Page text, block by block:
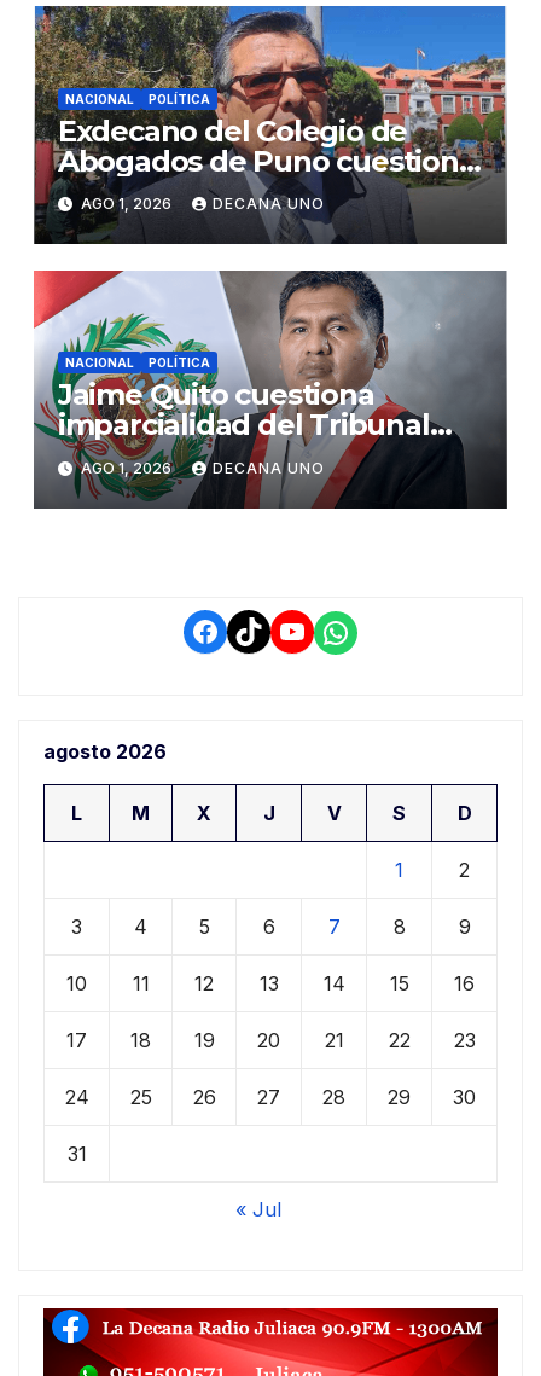
NACIONAL POLÍTICA
Exdecano del Colegio de
Abogados de Puno cuestiona
propuestas sobre seguridad
ciudadana
AGO 1, 2026 DECANA UNO
NACIONAL POLÍTICA
Jaime Quito cuestiona
imparcialidad del Tribunal
Constitucional tras liberación
de Ollanta Humala
AGO 1, 2026 DECANA UNO
Facebook
TikTokYouTube
WhatsApp
agosto 2026
L M X J V S D
1 2
3 4 5 6 7 8 9
10 11 12 13 14 15 16
17 18 19 20 21 22 23
24 25 26 27 28 29 30
31
« Jul